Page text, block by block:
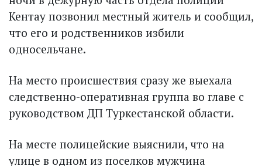
Кентау позвонил местный житель и сообщил,
что его и родственников избили
односельчане.
На место происшествия сразу же выехала
следственно-оперативная группа во главе с
руководством ДП Туркестанской области.
На месте полицейские выяснили, что на
улице в одном из поселков мужчина